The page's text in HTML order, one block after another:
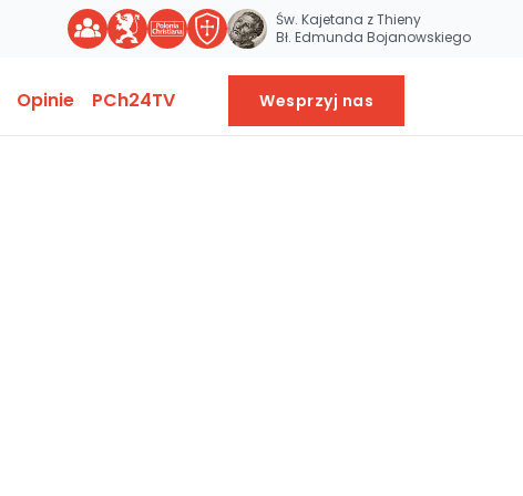
Św. Kajetana z Thieny
Bł. Edmunda Bojanowskiego
Opinie PCh24TV Wesprzyj nas